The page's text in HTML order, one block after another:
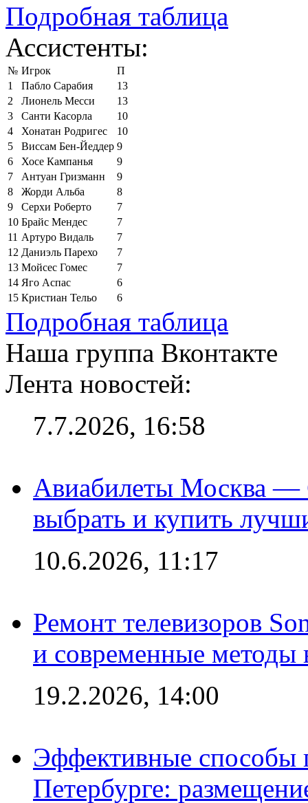
Подробная таблица
Ассистенты:
№ Игрок
П
1
Пабло Сарабия
13
2
Лионель Месси
13
3
Санти Касорла
10
4
Хонатан Родригес
10
5
Виссам Бен-Йеддер 9
6
Хосе Кампанья
9
7
Антуан Гризманн
9
8
Жорди Альба
8
9
Серхи Роберто
7
10 Брайс Мендес
7
11 Артуро Видаль
7
12 Даниэль Парехо
7
13 Мойсес Гомес
7
14 Яго Аспас
6
15 Кристиан Тельо 6
Подробная таблица
Наша группа Вконтакте
Лента новостей:
7.7.2026, 16:58
Авиабилеты Москва —
выбрать и купить
10.6.2026, 11:17
Ремонт телевизоров
и современные методы
19.2.2026, 14:00
Эффективные способы
Петербурге: